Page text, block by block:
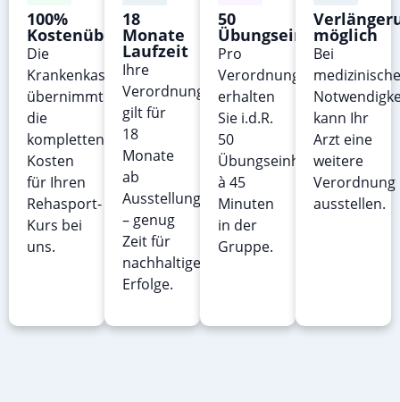
100%
Kostenübernahme
Die
Krankenkasse
übernimmt
die
kompletten
Kosten
für Ihren
Rehasport-
Kurs bei
uns.
18
Monate
Laufzeit
Ihre
Verordnung
gilt für
18
Monate
ab
Ausstellungsdatum
– genug
Zeit für
nachhaltige
Erfolge.
50
Übungseinheiten
Pro
Verordnung
erhalten
Sie i.d.R.
50
Übungseinheiten
à 45
Minuten
in der
Gruppe.
möglich
Bei
kann Ihr
Arzt eine
weitere
Verordnung
ausstellen.